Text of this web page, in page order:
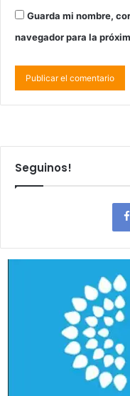
Guarda mi nombre,
navegador para la
Seguinos!